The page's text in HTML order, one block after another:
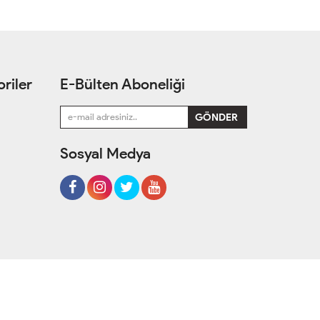
E-Bülten Aboneliği
Sosyal Medya